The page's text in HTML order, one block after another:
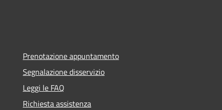
Prenotazione appuntamento
Segnalazione disservizio
Leggi le FAQ
Richiesta assistenza